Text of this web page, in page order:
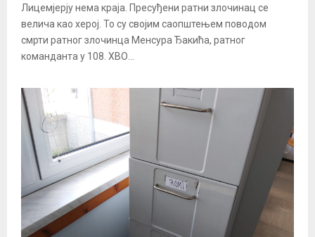
Лицемјерју нема краја. Пресуђени ратни злочинац се
велича као херој. То су својим саопштењем поводом
смрти ратног злочинца Менсура Ђакића, ратног
команданта у 108. ХВО...